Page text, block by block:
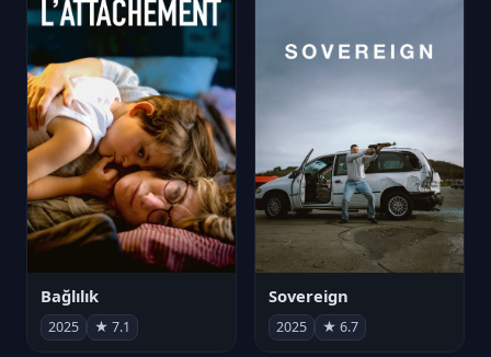
Bağlılık
2025 ★ 7.1
Sovereign
2025 ★ 6.7